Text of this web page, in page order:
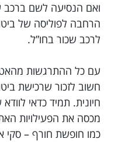
ואם הנסיעה לשם ברכב
הרחבה לפוליסה של
לרכב שכור בחו”ל.
עם כל ההתרגשות
חשוב לזכור שרכישת
חיונית. תמיד כדאי
מכסה את הפעילויות
כמו חופשת חורף – סקי